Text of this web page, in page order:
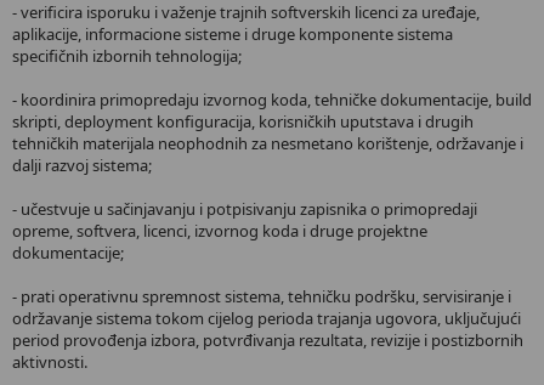
- verificira isporuku i važenje trajnih softverskih licenci za uređaje,
aplikacije, informacione sisteme i druge komponente sistema
specifičnih izbornih tehnologija;
- koordinira primopredaju izvornog koda, tehničke dokumentacije, build
skripti, deployment konfiguracija, korisničkih uputstava i drugih
tehničkih materijala neophodnih za nesmetano korištenje, održavanje i
dalji razvoj sistema;
- učestvuje u sačinjavanju i potpisivanju zapisnika o primopredaji
opreme, softvera, licenci, izvornog koda i druge projektne
dokumentacije;
- prati operativnu spremnost sistema, tehničku podršku, servisiranje i
održavanje sistema tokom cijelog perioda trajanja ugovora, uključujući
period provođenja izbora, potvrđivanja rezultata, revizije i postizbornih
aktivnosti.